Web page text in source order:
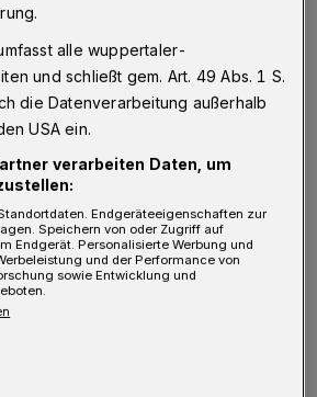
dem Musentempel, treten
die Schwelle. Der
auch noch, als die Kids
um dort Jacken und
statt, 150 Kids
zum
besuchen, das sie selbst
Stars machen wird.
alle wuppertaler-
und schließt gem. Art. 49 Abs. 1 S.
die Datenverarbeitung außerhalb
USA ein.
verarbeiten Daten, um
Endgeräteeigenschaften zur
Speichern von oder Zugriff auf
Endgerät. Personalisierte Werbung und
und der Performance von
sowie Entwicklung und